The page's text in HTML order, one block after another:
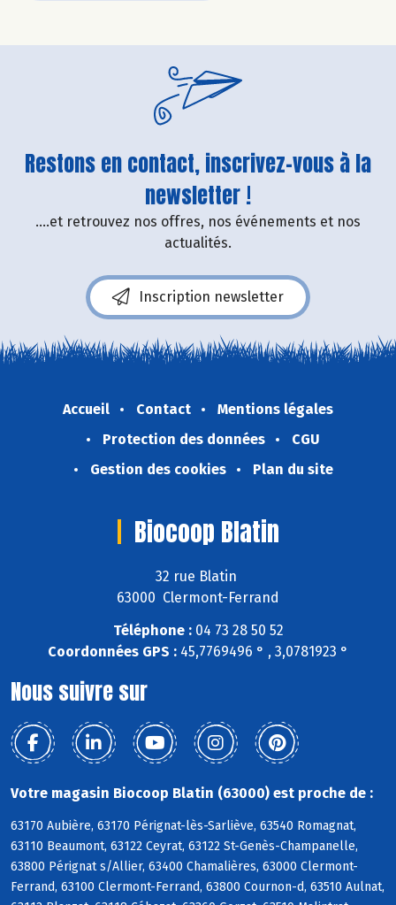
Restons en contact, inscrivez-vous à la
newsletter !
....et retrouvez nos offres, nos événements et nos
actualités.
Inscription newsletter
Accueil Contact
Mentions légales
Protection des données
CGU
Gestion des cookies
Plan du site
Biocoop Blatin
32 rue Blatin
63000 Clermont-Ferrand
Téléphone :04 73 28 50 52
Coordonnées GPS : 45,7769496 ° , 3,0781923 °
Nous suivre sur
Votre magasin Biocoop Blatin (63000) est proche de :
63170 Aubière, 63170 Pérignat-lès-Sarliève, 63540 Romagnat,
63110 Beaumont, 63122 Ceyrat, 63122 St-Genès-Champanelle,
63800 Pérignat s/Allier, 63400 Chamalières, 63000 Clermont-
Ferrand, 63100 Clermont-Ferrand, 63800 Cournon-d, 63510 Aulnat,